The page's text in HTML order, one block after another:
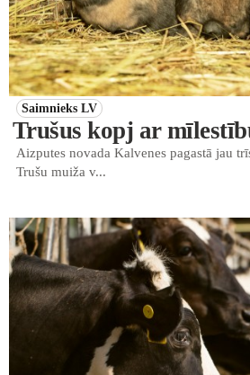
Saimnieks LV
Trušus kopj ar
Aizputes novada Kalvenes pagastā jau
Trušu muiža v...